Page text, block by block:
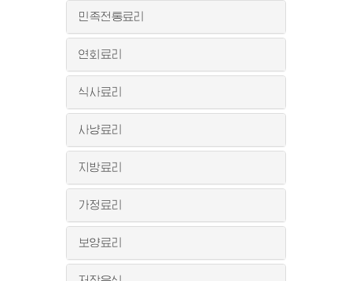
민족전통료리
연회료리
식사료리
사냥료리
지방료리
가정료리
보양료리